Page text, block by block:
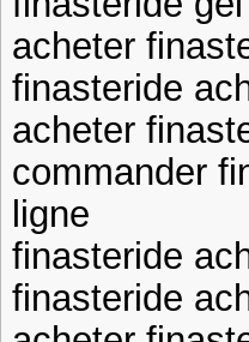
acheter
finasteride
acheter
commander
ligne
finasteride
finasteride